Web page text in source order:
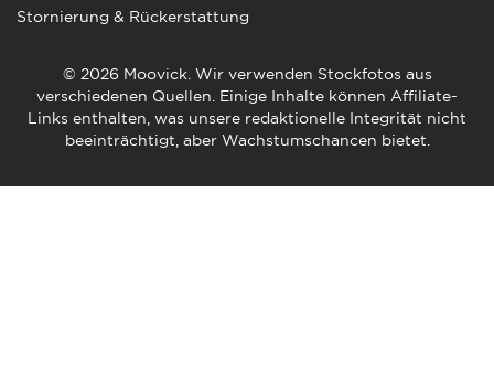
© 2026 Moovick. Wir verwenden Stockfotos aus
verschiedenen Quellen. Einige Inhalte können Affiliate-
Links enthalten, was unsere redaktionelle Integrität nicht
beeinträchtigt, aber Wachstumschancen bietet.
Stornierung & Rückerstattung